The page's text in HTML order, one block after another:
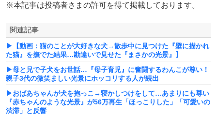
※本記事は投稿者さまの許可を得て掲載しております。
関連記事
▶【動画：猫のことが大好きな犬→散歩中に見つけた『壁に描かれ
た猫』を撫でた結果…勘違いで見せた『まさかの光景』】
▶母と兄で子犬をお世話…『母子育児』に奮闘するわんこが尊い！
親子3代の微笑ましい光景にホッコリする人が続出
▶おばあちゃんが犬を抱っこ→寝かしつけをして…あまりにも尊い
『赤ちゃんのような光景』が56万再生「ほっこりした」「可愛いの
渋滞」と反響